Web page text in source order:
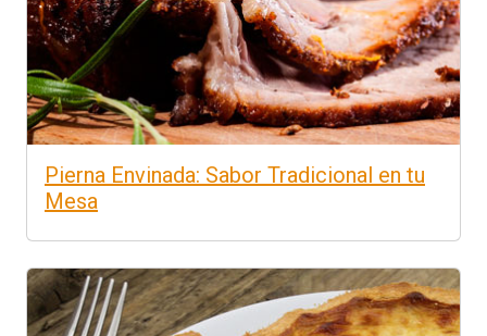
Pierna Envinada: Sabor Tradicional en tu
Mesa